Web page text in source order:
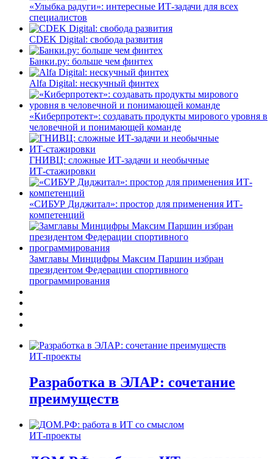
«Улыбка радуги»: интересные ИТ-задачи для всех
специалистов
CDEK Digital: свобода развития
Банки.ру: больше чем финтех
Alfa Digital: нескучный финтех
«Киберпротект»: создавать продукты мирового уровня в
человечной и понимающей команде
ГНИВЦ: сложные ИТ‑задачи и необычные
ИТ‑стажировки
«СИБУР Диджитал»: простор для применения ИТ-
компетенций
Замглавы Минцифры Максим Паршин избран
президентом Федерации спортивного
программирования
ИТ-проекты
Разработка в ЭЛАР: сочетание
преимуществ
ИТ-проекты